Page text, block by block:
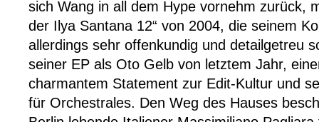
sich Wang in all dem Hype vornehm zurück,
der Ilya Santana 12“ von 2004, die seinem
allerdings sehr offenkundig und detailgetreu
seiner EP als Oto Gelb von letztem Jahr,
charmantem Statement zur Edit-Kultur und
für Orchestrales. Den Weg des Hauses